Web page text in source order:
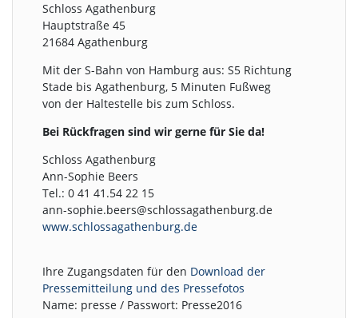
Schloss Agathenburg
Hauptstraße 45
21684 Agathenburg
Mit der S-Bahn von Hamburg aus: S5 Richtung
Stade bis Agathenburg, 5 Minuten Fußweg
von der Haltestelle bis zum Schloss.
Bei Rückfragen sind wir gerne für Sie da!
Schloss Agathenburg
Ann-Sophie Beers
Tel.: 0 41 41.54 22 15
ann-sophie.beers@schlossagathenburg.de
www.schlossagathenburg.de
Ihre Zugangsdaten für den Download der
Pressemitteilung und des Pressefotos
Name: presse / Passwort: Presse2016